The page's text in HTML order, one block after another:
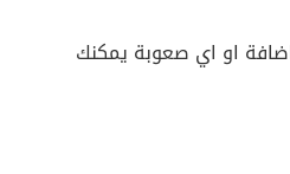
او اي صعوبة يمكنك